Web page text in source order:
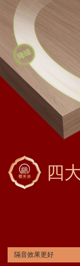
四
隔音效果更好